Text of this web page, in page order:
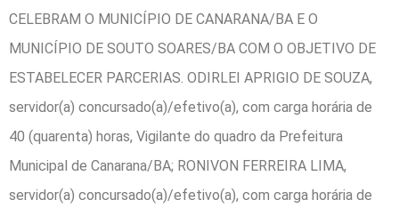
CELEBRAM O MUNICÍPIO DE CANARANA/BA E O
MUNICÍPIO DE SOUTO SOARES/BA COM O OBJETIVO DE
ESTABELECER PARCERIAS. ODIRLEI APRIGIO DE SOUZA,
servidor(a) concursado(a)/efetivo(a), com carga horária de
40 (quarenta) horas, Vigilante do quadro da Prefeitura
Municipal de Canarana/BA; RONIVON FERREIRA LIMA,
servidor(a) concursado(a)/efetivo(a), com carga horária de